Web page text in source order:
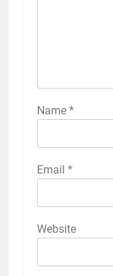
Name *
Email *
Website